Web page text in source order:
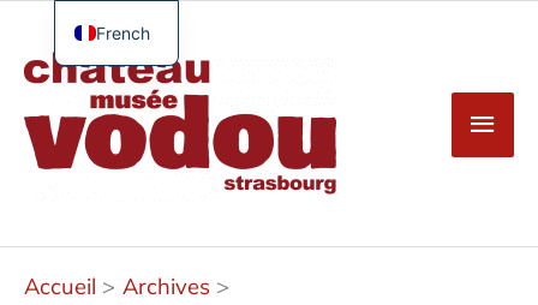
Aller
contenu
Accueil
Archives
French
English
German
Spanish